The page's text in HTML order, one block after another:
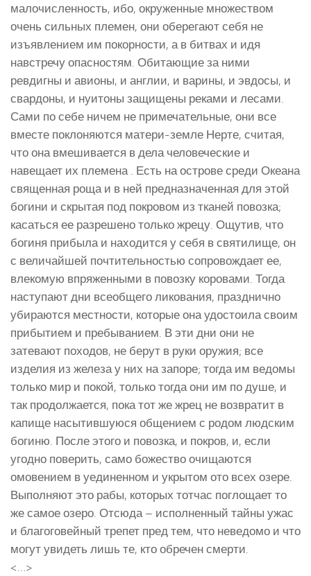
малочисленность, ибо, окруженные множеством
очень сильных племен, они оберегают себя не
изъявлением им покорности, а в битвах и идя
навстречу опасностям. Обитающие за ними
ревдигны и авионы, и англии, и варины, и эвдосы, и
свардоны, и нуитоны защищены реками и лесами.
Сами по себе ничем не примечательные, они все
вместе поклоняются матери-земле Нерте, считая,
что она вмешивается в дела человеческие и
навещает их племена . Есть на острове среди Океана
священная роща и в ней предназначенная для этой
богини и скрытая под покровом из тканей повозка;
касаться ее разрешено только жрецу. Ощутив, что
богиня прибыла и находится у себя в святилище, он
с величайшей почтительностью сопровождает ее,
влекомую впряженными в повозку коровами. Тогда
наступают дни всеобщего ликования, празднично
убираются местности, которые она удостоила своим
прибытием и пребыванием. В эти дни они не
затевают походов, не берут в руки оружия; все
изделия из железа у них на запоре; тогда им ведомы
только мир и покой, только тогда они им по душе, и
так продолжается, пока тот же жрец не возвратит в
капище насытившуюся общением с родом людским
богиню. После этого и повозка, и покров, и, если
угодно поверить, само божество очищаются
омовением в уединенном и укрытом ото всех озере.
Выполняют это рабы, которых тотчас поглощает то
же самое озеро. Отсюда – исполненный тайны ужас
и благоговейный трепет пред тем, что неведомо и что
могут увидеть лишь те, кто обречен смерти.
<…>